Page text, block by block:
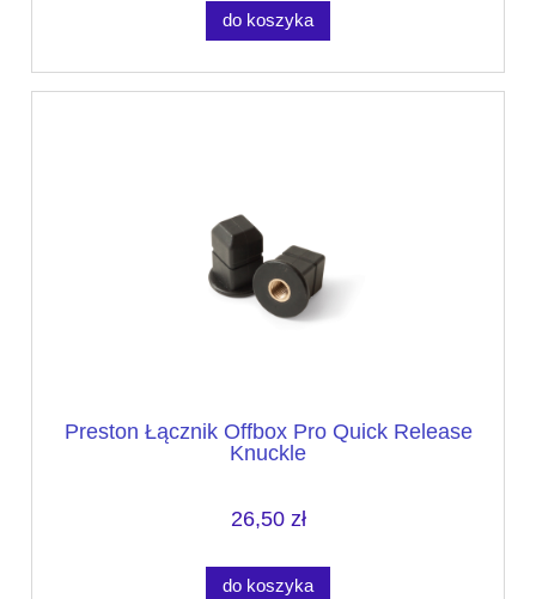
do koszyka
Preston Łącznik Offbox Pro Quick Release
Knuckle
26,50 zł
do koszyka